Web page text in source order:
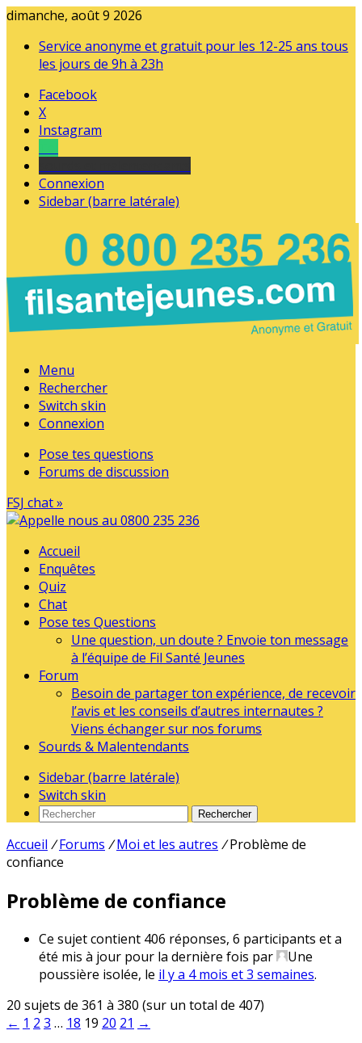
dimanche, août 9 2026
Service anonyme et gratuit pour les 12-25 ans tous
les jours de 9h à 23h
Facebook
X
Instagram
Connexion
Sidebar (barre latérale)
Menu
Rechercher
Switch skin
Connexion
Pose tes questions
Forums de discussion
FSJ chat »
Accueil
Enquêtes
Quiz
Chat
Pose tes Questions
Une question, un doute ? Envoie ton message
à l’équipe de Fil Santé Jeunes
Forum
Besoin de partager ton expérience, de recevoir
l’avis et les conseils d’autres internautes ?
Viens échanger sur nos forums
Sourds & Malentendants
Sidebar (barre latérale)
Switch skin
Rechercher
Accueil / Forums / Moi et les autres / Problème de
confiance
Problème de confiance
Ce sujet contient 406 réponses, 6 participants et a
été mis à jour pour la dernière fois par
Une
poussière isolée, le il y a 4 mois et 3 semaines.
20 sujets de 361 à 380 (sur un total de 407)
← 1 2 3 … 18 19 20 21 →